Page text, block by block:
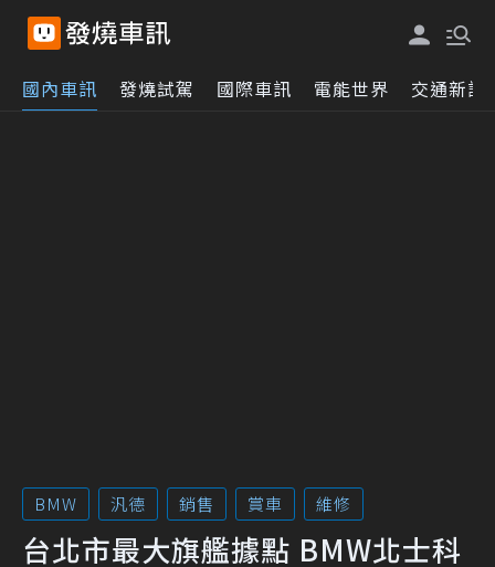
國內車訊 發燒試駕 國際車訊 電能世界 交通新訊
BMW 汎德 銷售 賞車 維修
台北市最大旗艦據點 BMW北士科